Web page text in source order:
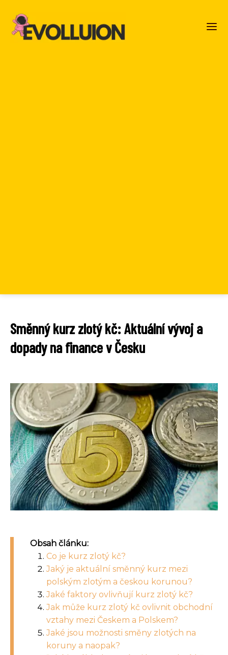
Směnný kurz zlotý kč: Aktuální vývoj a
dopady na finance v Česku
Obsah článku:
Co je kurz zlotý kč?
Jaký je aktuální směnný kurz mezi
polským zlotým a českou korunou?
Jaké faktory ovlivňují kurz zlotý kč?
Jak může kurz zlotý kč ovlivnit obchodní
vztahy mezi Českem a Polskem?
Jaké jsou možnosti směny zlotých na
koruny a naopak?